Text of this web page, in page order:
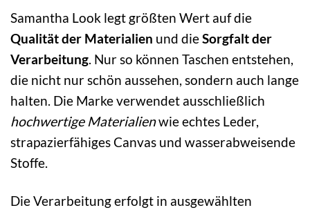
Samantha Look legt größten Wert auf die
Qualität der Materialien und dieSorgfalt der
Verarbeitung. Nur so können Taschen entstehen,
die nicht nur schön aussehen, sondern auch lange
halten. Die Marke verwendet ausschließlich
hochwertige Materialienwie echtes Leder,
strapazierfähiges Canvas und wasserabweisende
Stoffe.
Die Verarbeitung erfolgt in ausgewählten